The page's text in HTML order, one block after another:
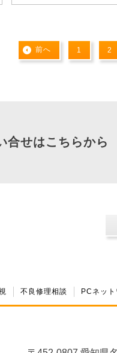
前へ 1 2
合せはこちらから
不良修理相談 PCネット